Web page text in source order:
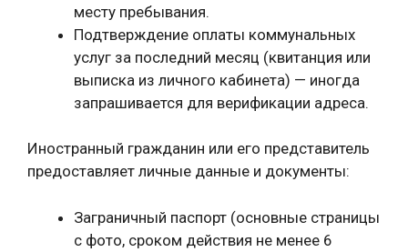
месту пребывания.
Подтверждение оплаты коммунальных
услуг за последний месяц (квитанция или
выписка из личного кабинета) — иногда
запрашивается для верификации адреса.
Иностранный гражданин или его представитель
предоставляет личные данные и документы:
Заграничный паспорт (основные страницы
с фото, сроком действия не менее 6